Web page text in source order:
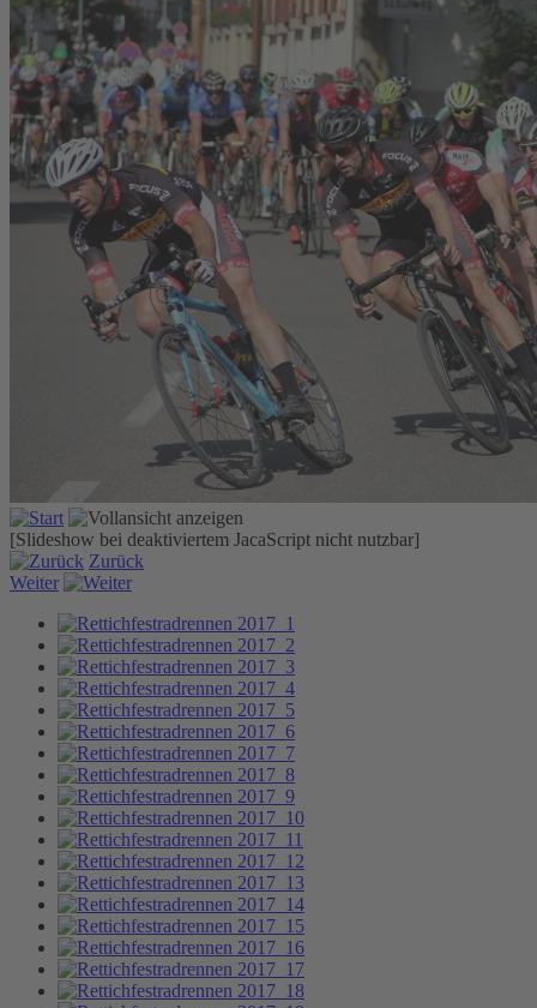
[Slideshow bei deaktiviertem JacaScript nicht nutzbar]
Zurück
Weiter